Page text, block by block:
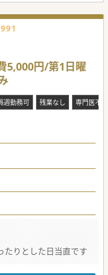
5,000円/第1日曜
週勤務可 残業なし 専門医不問
りとした日当直です